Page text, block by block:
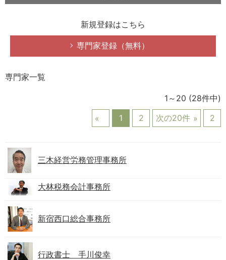
新規登録はこちら
専門家登録（無料）
専門家一覧
1～20 (28件中)
1
2 次の20件 2
三木経営労務管理事務所
大林税務会計事務所
新宿西口総合事務所
行政書士 手川俊幸